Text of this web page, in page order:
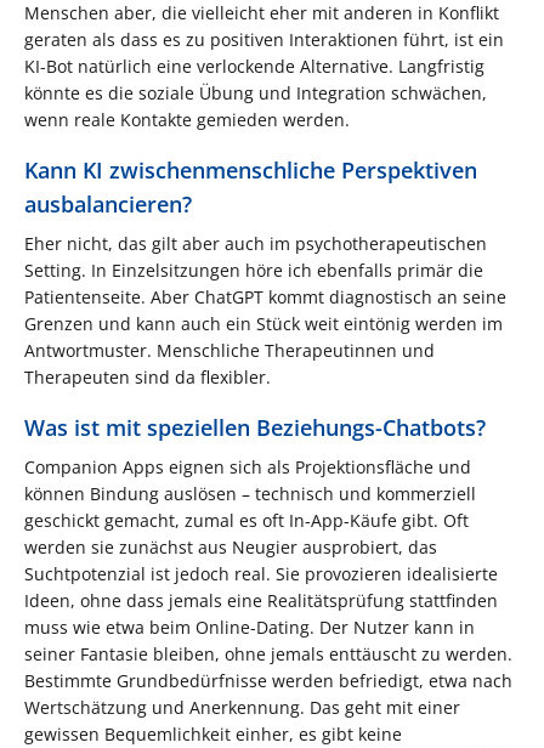
Menschen aber, die vielleicht eher mit anderen in Konflikt
geraten als dass es zu positiven Interaktionen führt, ist ein
KI-Bot natürlich eine verlockende Alternative. Langfristig
könnte es die soziale Übung und Integration schwächen,
wenn reale Kontakte gemieden werden.
Kann KI zwischenmenschliche Perspektiven
ausbalancieren?
Eher nicht, das gilt aber auch im psychotherapeutischen
Setting. In Einzelsitzungen höre ich ebenfalls primär die
Patientenseite. Aber ChatGPT kommt diagnostisch an seine
Grenzen und kann auch ein Stück weit eintönig werden im
Antwortmuster. Menschliche Therapeutinnen und
Therapeuten sind da flexibler.
Was ist mit speziellen Beziehungs-Chatbots?
Companion Apps eignen sich als Projektionsfläche und
können Bindung auslösen – technisch und kommerziell
geschickt gemacht, zumal es oft In-App-Käufe gibt. Oft
werden sie zunächst aus Neugier ausprobiert, das
Suchtpotenzial ist jedoch real. Sie provozieren idealisierte
Ideen, ohne dass jemals eine Realitätsprüfung stattfinden
muss wie etwa beim Online-Dating. Der Nutzer kann in
seiner Fantasie bleiben, ohne jemals enttäuscht zu werden.
Bestimmte Grundbedürfnisse werden befriedigt, etwa nach
Wertschätzung und Anerkennung. Das geht mit einer
gewissen Bequemlichkeit einher, es gibt keine